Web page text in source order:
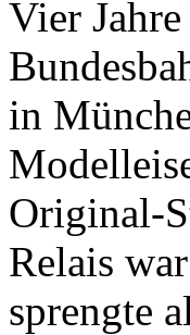
Vier
in
Original-
Relais
sprengte